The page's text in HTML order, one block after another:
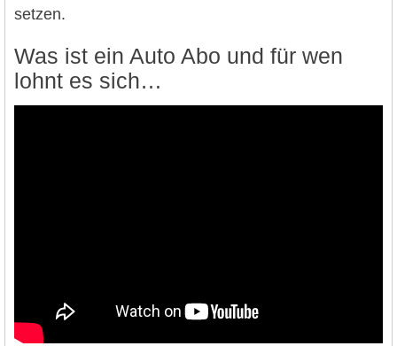
setzen.
Was ist ein Auto Abo und für wen
lohnt es sich…